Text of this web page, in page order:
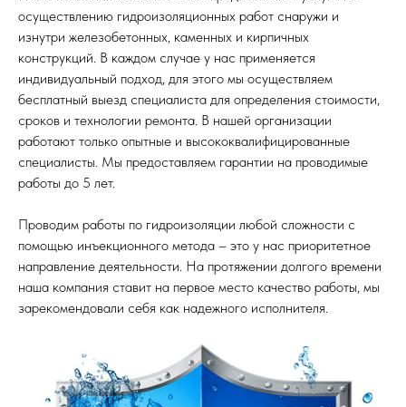
осуществлению гидроизоляционных работ снаружи и
изнутри железобетонных, каменных и кирпичных
конструкций. В каждом случае у нас применяется
индивидуальный подход, для этого мы осуществляем
бесплатный выезд специалиста для определения стоимости,
сроков и технологии ремонта. В нашей организации
работают только опытные и высококвалифицированные
специалисты. Мы предоставляем гарантии на проводимые
работы до 5 лет.
Проводим работы по гидроизоляции любой сложности с
помощью инъекционного метода – это у нас приоритетное
направление деятельности. На протяжении долгого времени
наша компания ставит на первое место качество работы, мы
зарекомендовали себя как надежного исполнителя.